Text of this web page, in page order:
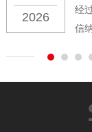
年
多
2026
经
信
务
业